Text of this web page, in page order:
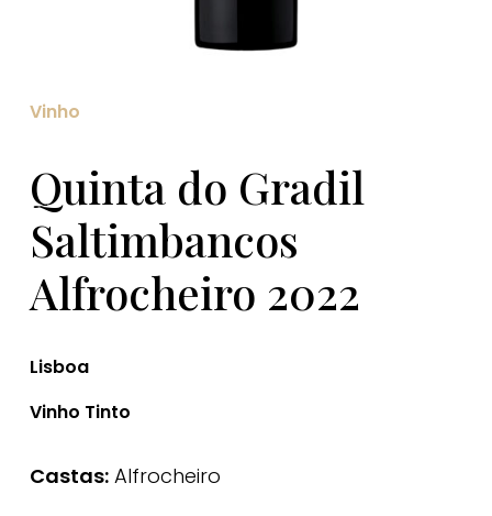
Vinho
Quinta do Gradil
Saltimbancos
Alfrocheiro 2022
Lisboa
Vinho Tinto
Castas:Alfrocheiro